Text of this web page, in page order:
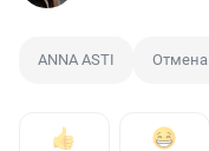
ANNA ASTI Отмена